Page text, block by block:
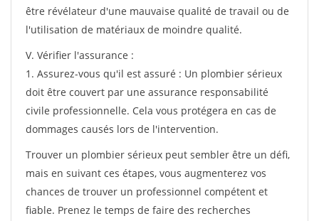
être révélateur d'une mauvaise qualité de travail ou de
l'utilisation de matériaux de moindre qualité.
V. Vérifier l'assurance :
1. Assurez-vous qu'il est assuré : Un plombier sérieux
doit être couvert par une assurance responsabilité
civile professionnelle. Cela vous protégera en cas de
dommages causés lors de l'intervention.
Trouver un plombier sérieux peut sembler être un défi,
mais en suivant ces étapes, vous augmenterez vos
chances de trouver un professionnel compétent et
fiable. Prenez le temps de faire des recherches